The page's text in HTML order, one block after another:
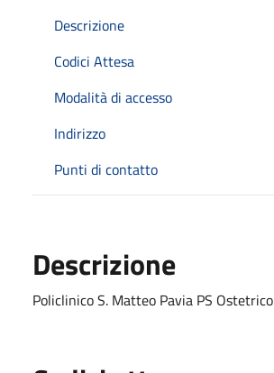
Descrizione
Codici Attesa
Modalità di accesso
Indirizzo
Punti di contatto
Descrizione
Policlinico S. Matteo Pavia PS Ostetrico